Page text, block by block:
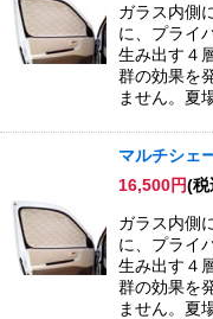
ガラス内側
に、プライ
生み出す４
群の効果を
ません。夏
マルチシェ
16,500円(税
ガラス内側
に、プライ
生み出す４
群の効果を
ません。夏